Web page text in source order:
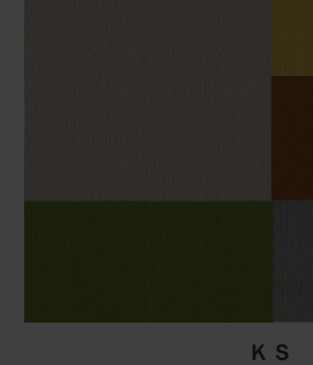
ＫＳ